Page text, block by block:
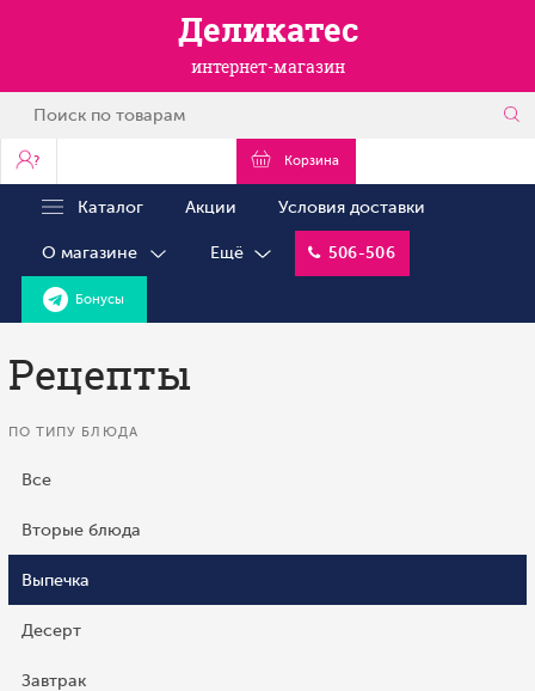
Деликатес
интернет-магазин
? Корзина
Каталог Акции Условия доставки
О магазине Ещё 506-506
Бонусы
Рецепты
ПО ТИПУ БЛЮДА
Все
Вторые блюда
Выпечка
Десерт
Завтрак